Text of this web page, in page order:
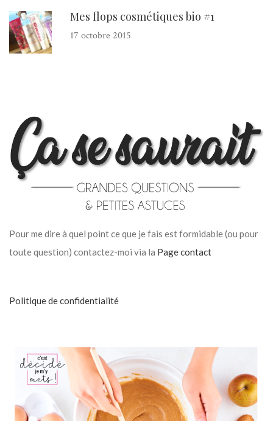
Mes flops cosmétiques bio #1
17 octobre 2015
Pour me dire à quel point ce que je fais est formidable (ou pour
toute question) contactez-moi via la Page contact
Politique de confidentialité